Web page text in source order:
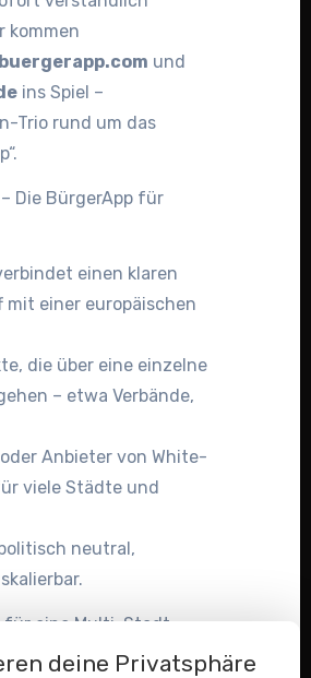
kommen
buergerapp.com und
ins Spiel –
Trio rund um das
– Die BürgerApp für
einen klaren
einer europäischen
die über eine einzelne
– etwa Verbände,
Anbieter von White-
viele Städte und
neutral,
für eine Multi-Stadt-
für kommunale Best-
deine Privatsphäre